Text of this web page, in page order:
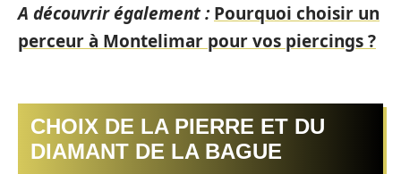
A découvrir également : Pourquoi choisir un
perceur à Montelimar pour vos piercings ?
CHOIX DE LA PIERRE ET DU
DIAMANT DE LA BAGUE